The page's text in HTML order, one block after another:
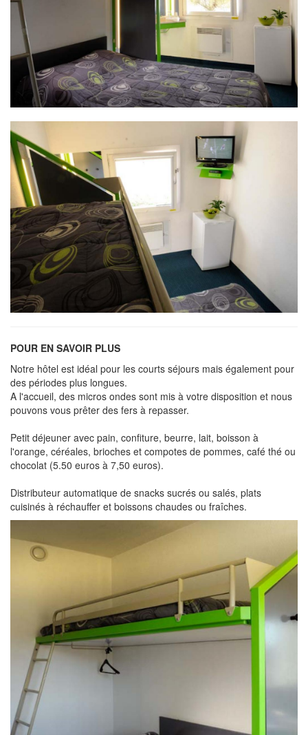
POUR EN SAVOIR PLUS
Notre hôtel est idéal pour les courts séjours mais également pour
des périodes plus longues.
A l'accueil, des micros ondes sont mis à votre disposition et nous
pouvons vous prêter des fers à repasser.
Petit déjeuner avec pain, confiture, beurre, lait, boisson à
l'orange, céréales, brioches et compotes de pommes, café thé ou
chocolat (5.50 euros à 7,50 euros).
Distributeur automatique de snacks sucrés ou salés, plats
cuisinés à réchauffer et boissons chaudes ou fraîches.